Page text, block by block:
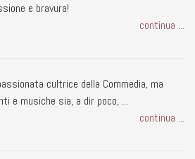
e bravura!
continua ...
cultrice della Commedia, ma
e musiche sia, a dir poco, ...
continua ...